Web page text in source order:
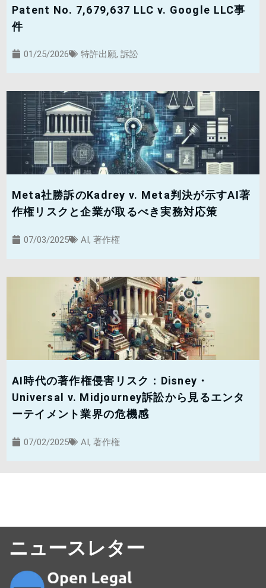
Patent No. 7,679,637 LLC v. Google LLC事
件
01/25/2026 特許出願, 訴訟
Meta社勝訴のKadrey v. Meta判決が示すAI著
作権リスクと企業が取るべき実務対応策
07/03/2025 AI, 著作権
AI時代の著作権侵害リスク：Disney・
Universal v. Midjourney訴訟から見るエンタ
ーテイメント業界の危機感
07/02/2025 AI, 著作権
ニュースレター